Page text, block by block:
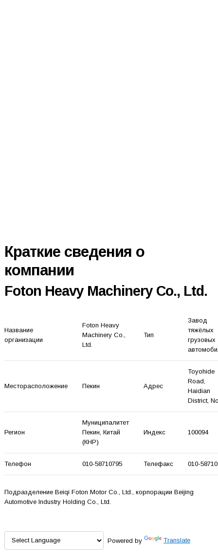
Краткие сведения о
компании
Foton Heavy Machinery Co., Ltd.
Название
организации
Foton Heavy
Machinery Co.,
Ltd.
Тип
Завод
тяжёлых
грузовых
Месторасположение Пекин Адрес
Toyohide
Road,
Haidian
District,
Регион
Муниципалитет
Пекин , Китай
(КНР)
Индекс 100094
Телефон 010-58710795 Телефакс 010-
Подразделение Beiqi Foton Motor Co., Ltd., корпорации Beijing
Automotive Industry Holding Co., Ltd.
Powered by Translate